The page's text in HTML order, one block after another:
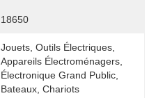
18650
Jouets, Outils Électriques,
Appareils Électroménagers,
Électronique Grand Public,
Bateaux, Chariots